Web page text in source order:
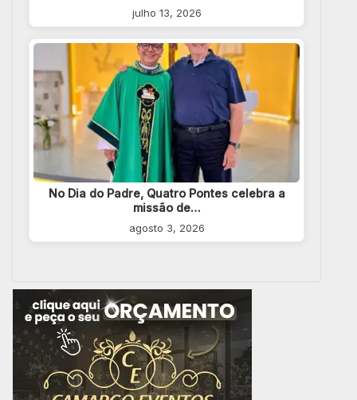
julho 13, 2026
No Dia do Padre, Quatro Pontes celebra a
missão de…
agosto 3, 2026